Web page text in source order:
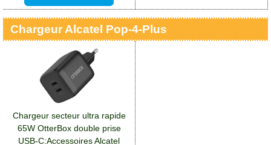
Chargeur Alcatel Pop-4-Plus
Chargeur secteur ultra rapide
65W OtterBox double prise
USB-C:Accessoires Alcatel